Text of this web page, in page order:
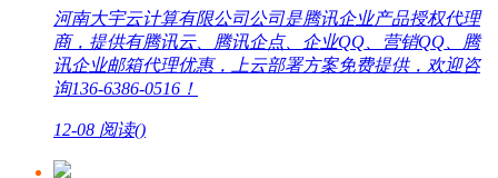
河南大宇云计算有限公司公司是腾讯企业产品授权代理
商，提供有腾讯云、腾讯企点、企业QQ、营销QQ、腾
讯企业邮箱代理优惠，上云部署方案免费提供，欢迎咨
询136-6386-0516！
12-08 阅读()